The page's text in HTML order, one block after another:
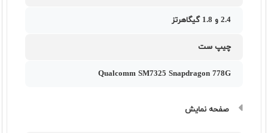
2.4 و 1.8 گیگاهرتز
چیپ ست
Qualcomm SM7325 Snapdragon 778G
صفحه نمایش